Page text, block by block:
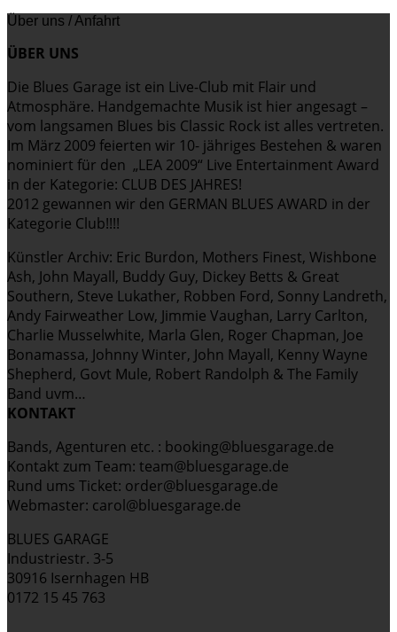
Über uns / Anfahrt
ÜBER UNS
Die Blues Garage ist ein Live-Club mit Flair und
Atmosphäre. Handgemachte Musik ist hier angesagt –
vom langsamen Blues bis Classic Rock ist alles vertreten.
Im März 2009 feierten wir 10- jähriges Bestehen & waren
nominiert für den „LEA 2009“ Live Entertainment Award
in der Kategorie: CLUB DES JAHRES!
2012 gewannen wir den GERMAN BLUES AWARD in der
Kategorie Club!!!!
Künstler Archiv: Eric Burdon, Mothers Finest, Wishbone
Ash, John Mayall, Buddy Guy, Dickey Betts & Great
Southern, Steve Lukather, Robben Ford, Sonny Landreth,
Andy Fairweather Low, Jimmie Vaughan, Larry Carlton,
Charlie Musselwhite, Marla Glen, Roger Chapman, Joe
Bonamassa, Johnny Winter, John Mayall, Kenny Wayne
Shepherd, Govt Mule, Robert Randolph & The Family
Band uvm…
KONTAKT
Bands, Agenturen etc. : booking@bluesgarage.de
Kontakt zum Team: team@bluesgarage.de
Rund ums Ticket: order@bluesgarage.de
Webmaster: carol@bluesgarage.de
BLUES GARAGE
Industriestr. 3-5
30916 Isernhagen HB
0172 15 45 763